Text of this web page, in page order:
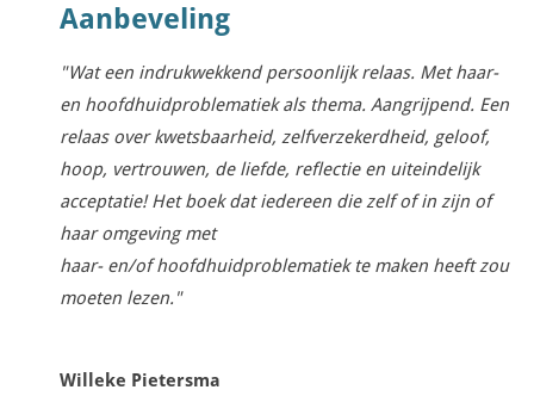
Aanbeveling
"Wat een indrukwekkend persoonlijk relaas. Met haar-
en hoofdhuidproblematiek als thema. Aangrijpend. Een
relaas over kwetsbaarheid, zelfverzekerdheid, geloof,
hoop, vertrouwen, de liefde, reflectie en uiteindelijk
acceptatie!Het boek dat iedereen die zelf of in zijn of
haar omgeving met
haar- en/of hoofdhuidproblematiek te maken heeft zou
moeten lezen."
Willeke Pietersma